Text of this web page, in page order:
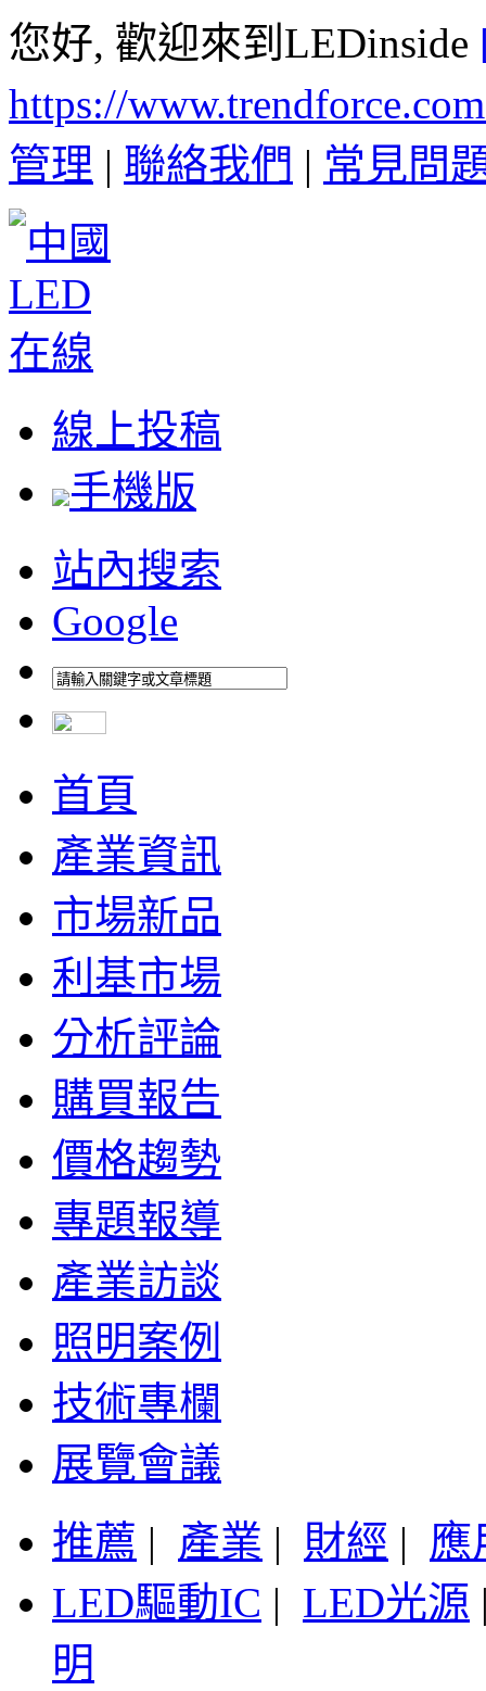
您好, 歡迎來到LEDinside
https://
管理 | 聯絡我們 | 常見問
線上投稿
手機版
站內搜索
Google
首頁
產業資訊
市場新品
利基市場
分析評論
購買報告
價格趨勢
專題報導
產業訪談
照明案例
技術專欄
展覽會議
推薦 | 產業 | 財經 | 應
LED驅動IC | LED光源
明